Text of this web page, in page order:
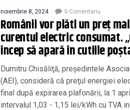
noiembrie 8, 2024 0 Comentariu
Românii vor plăti un preț
curentul electric consumat.
încep să apară în cutiile
Dumitru Chisăliţă, preşedintele
(AEI), consideră că preţul energiei
final după expirarea plafonării, la 1
intervalul 1,03 - 1,15 lei/kWh cu TVA